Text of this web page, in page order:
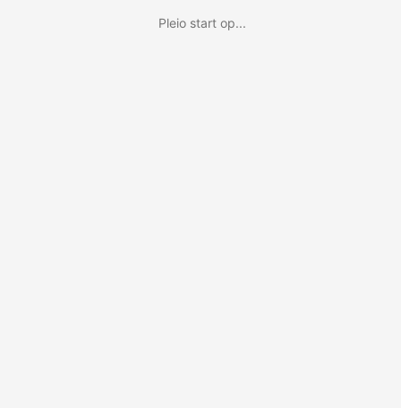
Pleio start op...